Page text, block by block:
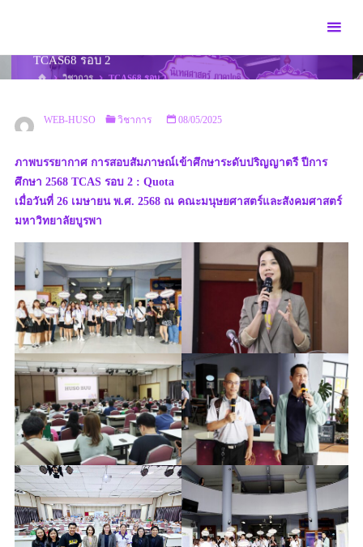
TCAS68 รอบ 2
HOMEวิชาการ TCAS68 รอบ 2
WEB-HUSO วิชาการ 08/05/2025
ภาพบรรยากาศ การสอบสัมภาษณ์เข้าศึกษาระดับปริญญาตรี ปีการ
ศึกษา 2568 TCAS รอบ 2 : Quota
เมื่อวันที่ 26 เมษายน พ.ศ. 2568 ณ คณะมนุษยศาสตร์และสังคมศาสตร์
มหาวิทยาลัยบูรพา